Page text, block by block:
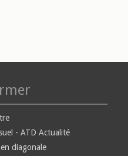
- ATD Actualité
diagonale